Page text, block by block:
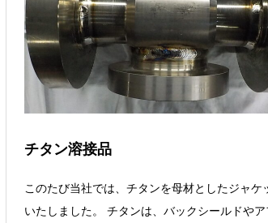
チタン溶接品
このたび当社では、チタンを母材としたジャケ
いたしました。 チタンは、バックシールドや